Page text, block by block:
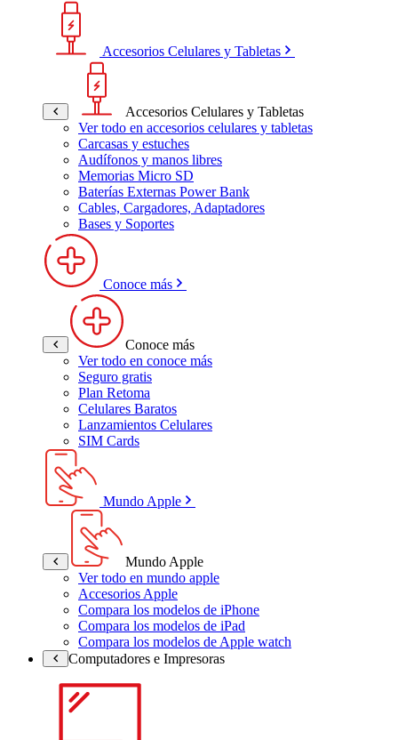
Accesorios Celulares y Tabletas
Accesorios Celulares y Tabletas
Ver todo en accesorios celulares y tabletas
Carcasas y estuches
Audífonos y manos libres
Memorias Micro SD
Baterías Externas Power Bank
Cables, Cargadores, Adaptadores
Bases y Soportes
Conoce más
Conoce más
Ver todo en conoce más
Seguro gratis
Plan Retoma
Celulares Baratos
Lanzamientos Celulares
SIM Cards
Mundo Apple
Mundo Apple
Ver todo en mundo apple
Accesorios Apple
Compara los modelos de iPhone
Compara los modelos de iPad
Compara los modelos de Apple watch
Computadores e Impresoras